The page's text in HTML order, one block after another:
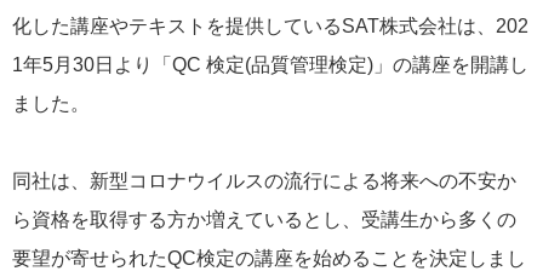
化した講座やテキストを提供しているSAT株式会社は、202
1年5月30日より「QC 検定(品質管理検定)」の講座を開講し
ました。
同社は、新型コロナウイルスの流行による将来への不安か
ら資格を取得する方か増えているとし、受講生から多くの
要望が寄せられたQC検定の講座を始めることを決定しまし